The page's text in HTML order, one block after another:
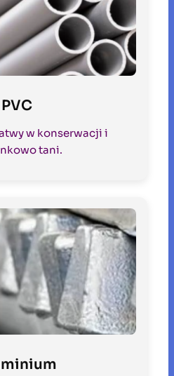
PVC
w konserwacji i
tani.